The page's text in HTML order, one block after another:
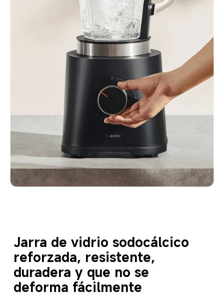
Jarra de vidrio sodocálcico
reforzada, resistente,
duradera y que no se
deforma fácilmente